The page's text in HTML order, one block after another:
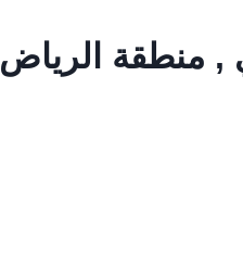
, منطقة الرياض